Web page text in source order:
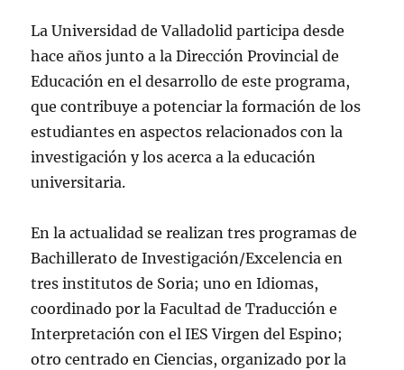
La Universidad de Valladolid participa desde
hace años junto a la Dirección Provincial de
Educación en el desarrollo de este programa,
que contribuye a potenciar la formación de los
estudiantes en aspectos relacionados con la
investigación y los acerca a la educación
universitaria.
En la actualidad se realizan tres programas de
Bachillerato de Investigación/Excelencia en
tres institutos de Soria; uno en Idiomas,
coordinado por la Facultad de Traducción e
Interpretación con el IES Virgen del Espino;
otro centrado en Ciencias, organizado por la